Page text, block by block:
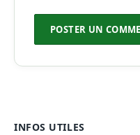
INFOS UTILES